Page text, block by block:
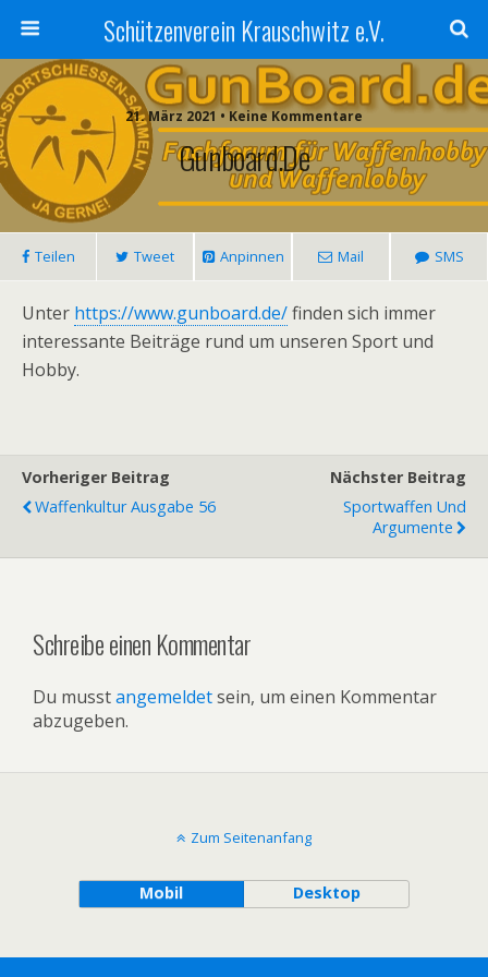
Schützenverein Krauschwitz e.V.
21. März 2021 • Keine Kommentare
Gunboard.de
Teilen Tweet Anpinnen Mail SMS
Unter https://www.gunboard.de/finden sich immer
interessante Beiträge rund um unseren Sport und
Hobby.
Vorheriger Beitrag
Waffenkultur Ausgabe 56
Nächster Beitrag
Sportwaffen Und
Argumente
Schreibe einen Kommentar
Du musstangemeldetsein, um einen Kommentar
abzugeben.
Zum Seitenanfang
Mobil Desktop